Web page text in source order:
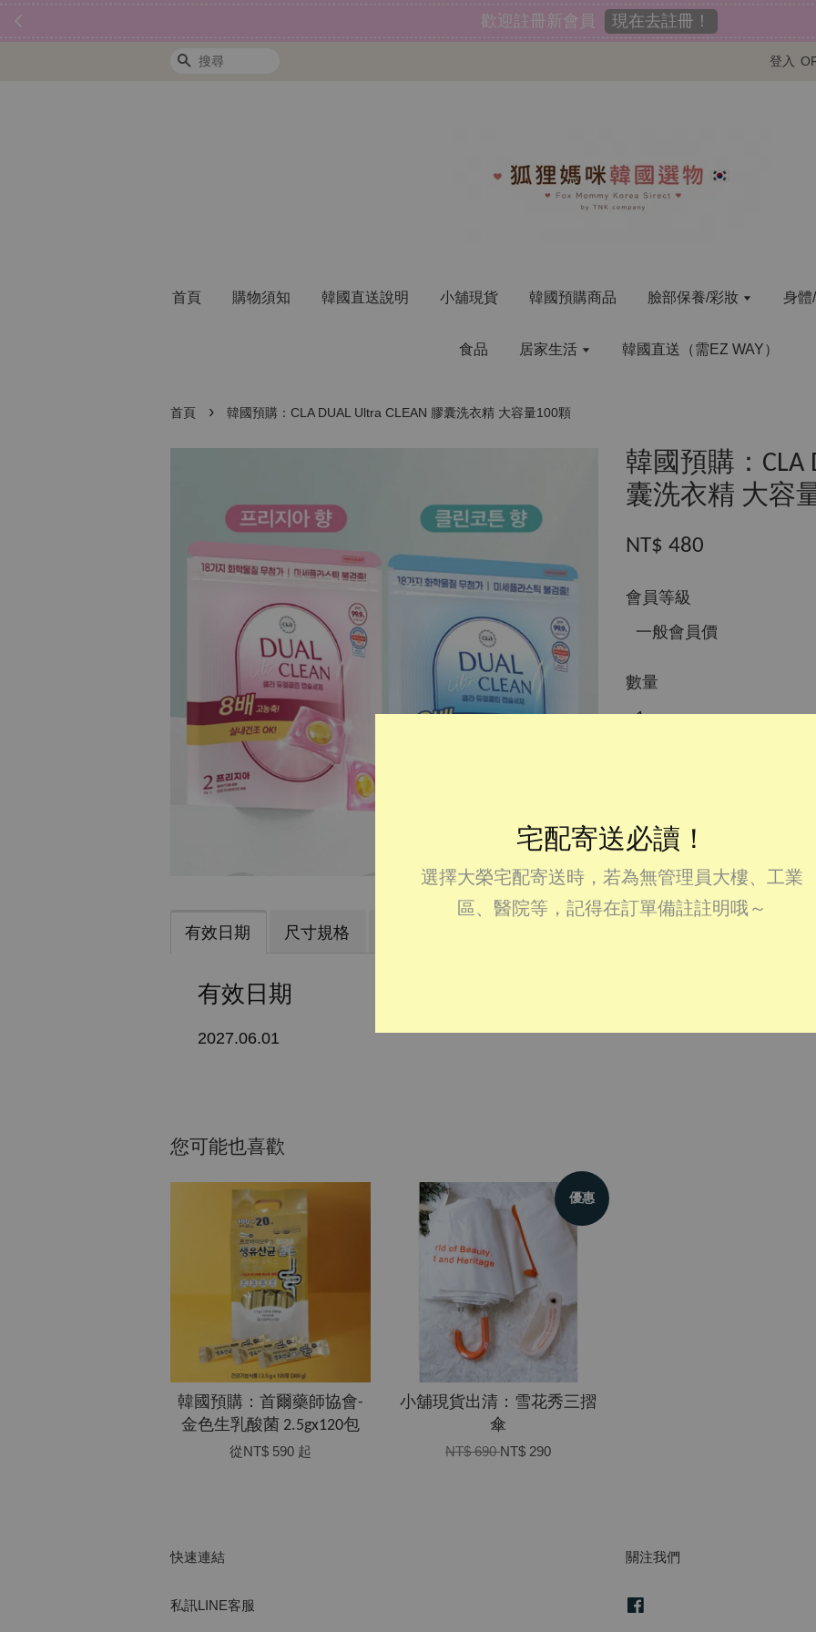
歡迎註冊新會員 現在去註冊！
宅配寄送必讀！
選擇大榮宅配寄送時，若為無管理員大樓、工業
區、醫院等，記得在訂單備註註明哦～
搜尋 登入
首頁 購物須知 韓國直送說明 小舖現貨 韓國預購商品 臉部保養/彩妝 身體
食品 居家生活 韓國直送（需EZ WAY）
首頁 › 韓國預購：CLA DUAL Ultra CLEAN 膠囊洗衣精 大容量100顆
韓國預購：CLA
囊洗衣精 大容
NT$ 480
會員等級
數量
有效日期 尺寸規格
有效日期
2027.06.01
您可能也喜歡
韓國預購：首爾藥師協會-
金色生乳酸菌 2.5gx120包
從NT$ 590 起
優惠
小舖現貨出清：雪花秀三摺
傘
NT$ 690NT$ 290
快速連結
私訊LINE客服
關注我們